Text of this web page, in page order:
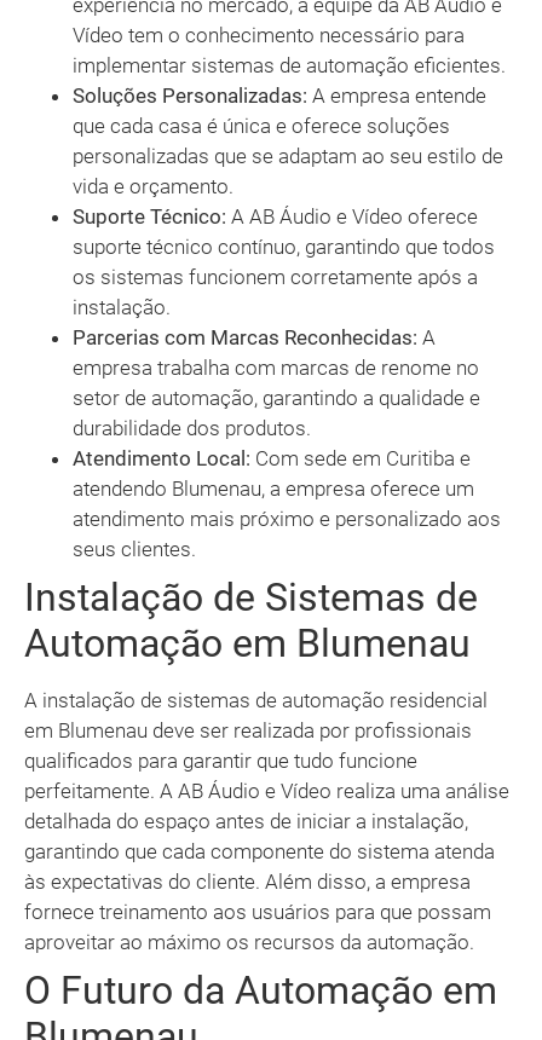
experiência no mercado, a equipe da AB Áudio e
Vídeo tem o conhecimento necessário para
implementar sistemas de automação eficientes.
Soluções Personalizadas: A empresa entende
que cada casa é única e oferece soluções
personalizadas que se adaptam ao seu estilo de
vida e orçamento.
Suporte Técnico: A AB Áudio e Vídeo oferece
suporte técnico contínuo, garantindo que todos
os sistemas funcionem corretamente após a
instalação.
Parcerias com Marcas Reconhecidas: A
empresa trabalha com marcas de renome no
setor de automação, garantindo a qualidade e
durabilidade dos produtos.
Atendimento Local: Com sede em Curitiba e
atendendo Blumenau, a empresa oferece um
atendimento mais próximo e personalizado aos
seus clientes.
Instalação de Sistemas de
Automação em Blumenau
A instalação de sistemas de automação residencial
em Blumenau deve ser realizada por profissionais
qualificados para garantir que tudo funcione
perfeitamente. A AB Áudio e Vídeo realiza uma análise
detalhada do espaço antes de iniciar a instalação,
garantindo que cada componente do sistema atenda
às expectativas do cliente. Além disso, a empresa
fornece treinamento aos usuários para que possam
aproveitar ao máximo os recursos da automação.
O Futuro da Automação em